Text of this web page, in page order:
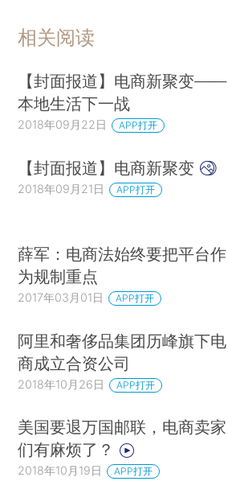
相关阅读
【封面报道】电商新聚变——
本地生活下一战
2018年09月22日 APP打开
【封面报道】电商新聚变
2018年09月21日 APP打开
薛军：电商法始终要把平台作
为规制重点
2017年03月01日 APP打开
阿里和奢侈品集团历峰旗下电
商成立合资公司
2018年10月26日 APP打开
美国要退万国邮联，电商卖家
们有麻烦了？
2018年10月19日 APP打开